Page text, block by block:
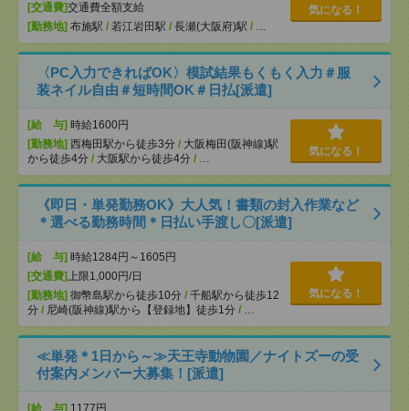
[交通費]交通費全額支給
[勤務地] 布施駅 / 若江岩田駅 / 長瀬(大阪府)駅 / …
気になる！
〈PC入力できればOK〉模試結果もくもく入力＃服
装ネイル自由＃短時間OK＃日払[派遣]
[給 与] 時給1600円
[勤務地] 西梅田駅から徒歩3分 / 大阪梅田(阪神線)駅
から徒歩4分 / 大阪駅から徒歩4分 / …
気になる！
《即日・単発勤務OK》大人気！書類の封入作業など
＊選べる勤務時間＊日払い手渡し〇[派遣]
[給 与] 時給1284円～1605円
[交通費] 上限1,000円/日
[勤務地] 御幣島駅から徒歩10分 / 千船駅から徒歩12
分 / 尼崎(阪神線)駅から【登録地】徒歩1分 / …
気になる！
≪単発＊1日から～≫天王寺動物園／ナイトズーの受
付案内メンバー大募集！[派遣]
[給 与] 1177円